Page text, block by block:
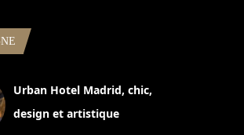
Urban Hotel Madrid, chic,
design et artistique